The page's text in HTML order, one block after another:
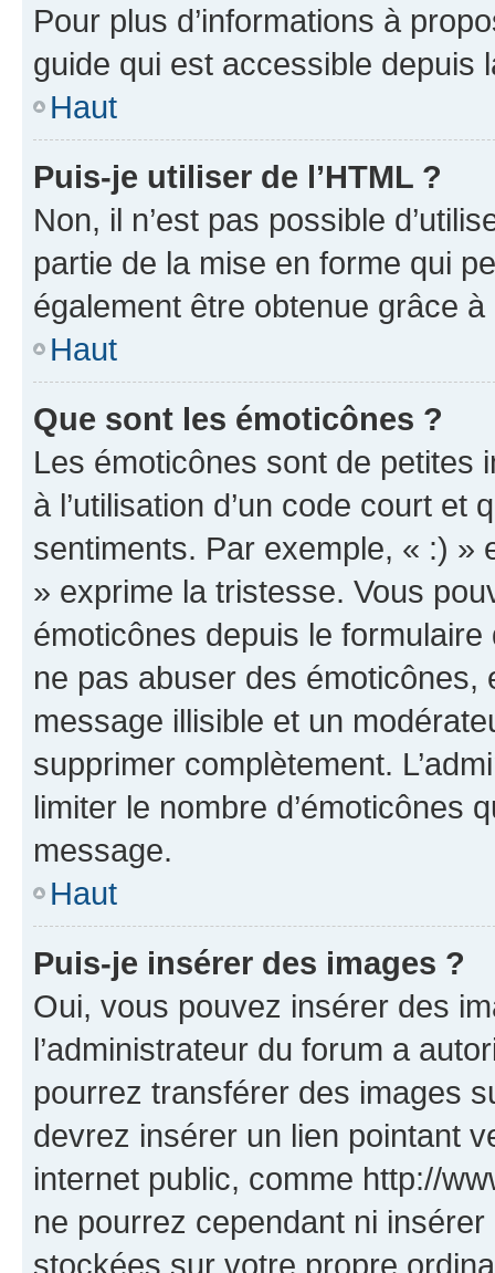
Pour plus d’informations à
guide qui est accessible depuis
Haut
Puis-je utiliser de l’HTML ?
Non, il n’est pas possible
partie de la mise en forme qui
également être obtenue grâce à
Haut
Que sont les émoticônes ?
Les émoticônes sont de petites
à l’utilisation d’un code court et
sentiments. Par exemple, « :) »
» exprime la tristesse. Vous
émoticônes depuis le
ne pas abuser des
message illisible et un
supprimer complètement.
limiter le nombre d’émoticônes
message.
Haut
Puis-je insérer des images ?
Oui, vous pouvez insérer des
l’administrateur du forum a
pourrez transférer des images
devrez insérer un lien pointant
internet public, comme http://
ne pourrez cependant ni
stockées sur votre propre